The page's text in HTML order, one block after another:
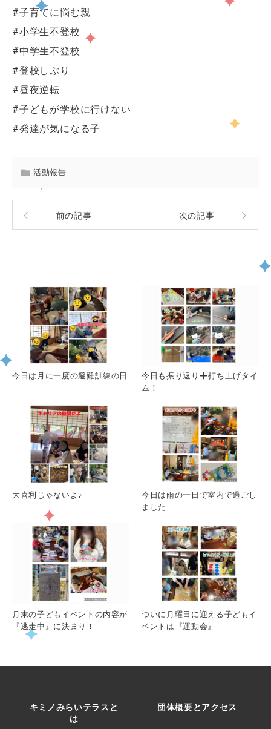
#子育てに悩む親
#小学生不登校
#中学生不登校
#登校しぶり
#昼夜逆転
#子どもが学校に行けない
#発達が気になる子
活動報告
前の記事 次の記事
今日は月に一度の避難訓練の日 今日も振り返り
打ち上げタイ
ム！
大喜利じゃないよ♪
今日は雨の一日で室内で過ごし
ました
月末の子どもイベントの内容が
『逃走中』に決まり！
ついに月曜日に迎える子どもイ
ベントは『運動会』
キミノみらいテラスと
は
団体概要とアクセス